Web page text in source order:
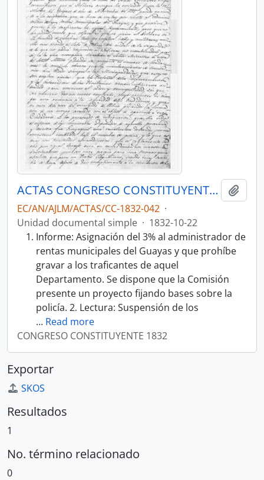
ACTAS CONGRESO CONSTITUYENTE 1832
EC/AN/AJLM/ACTAS/CC-1832-042 ·
Unidad documental simple · 1832-10-22
Informe: Asignación del 3% al administrador de
rentas municipales del Guayas y que prohíbe
gravar a los traficantes de aquel
Departamento. Se dispone que la Comisión
presente un proyecto fijando bases sobre la
policía. 2. Lectura: Suspensión de los
… Read more
CONGRESO CONSTITUYENTE 1832
Exportar
SKOS
Resultados
1
No. término relacionado
0